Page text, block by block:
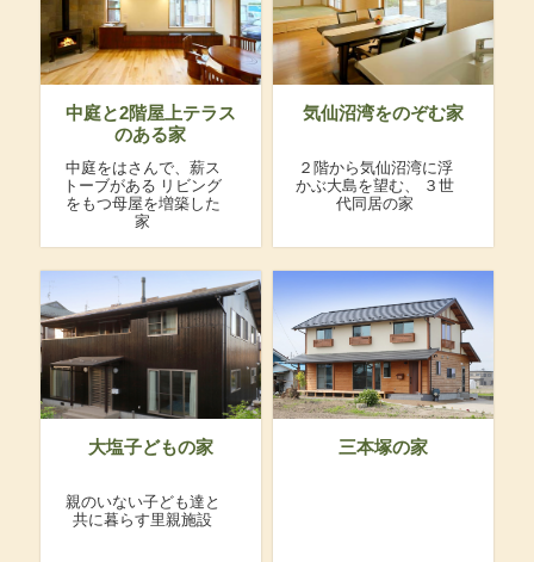
中庭と2階屋上テラス
のある家
中庭をはさんで、薪ス
トーブがある リビング
をもつ母屋を増築した
家
気仙沼湾をのぞむ家
２階から気仙沼湾に浮
かぶ大島を望む、
３世
代同居の家
大塩子どもの家
親のいない子ども達と
共に暮らす里親施設
三本塚の家